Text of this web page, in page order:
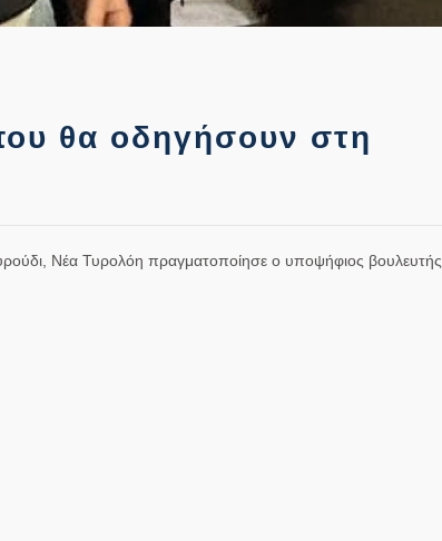
θα οδηγήσουν στη
Νέα Τυρολόη πραγματοποίησε ο υποψήφιος βουλευτής